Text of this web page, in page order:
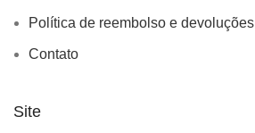
Política de reembolso e devoluções
Contato
Site